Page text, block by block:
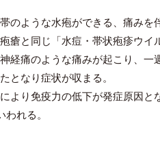
のような水疱ができる、痛みを
瘡と同じ「水痘・帯状疱疹ウイ
経痛のような痛みが起こり、一
となり症状が収まる。
より免疫力の低下が発症原因と
れる。